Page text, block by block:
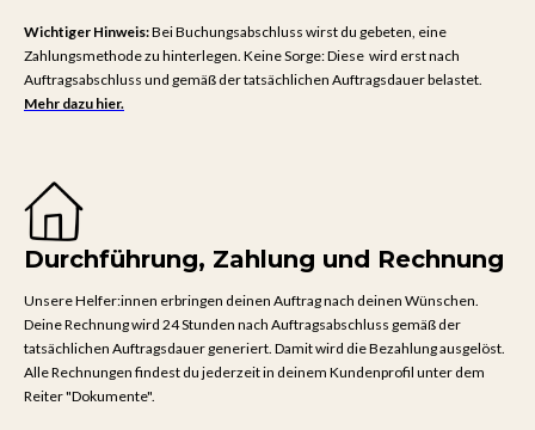
Wichtiger Hinweis:Bei Buchungsabschluss wirst du gebeten, eine
Zahlungsmethode zu hinterlegen. Keine Sorge: Diese wird erst nach
Auftragsabschluss und gemäß der tatsächlichen Auftragsdauer belastet.
Mehr dazu hier.
Durchführung, Zahlung und Rechnung
Unsere Helfer:innen erbringen deinen Auftrag nach deinen Wünschen.
Deine Rechnung wird 24 Stunden nach Auftragsabschluss gemäß der
tatsächlichen Auftragsdauer generiert. Damit wird die Bezahlung ausgelöst.
Alle Rechnungen findest du jederzeit in deinem Kundenprofil unter dem
Reiter "Dokumente".